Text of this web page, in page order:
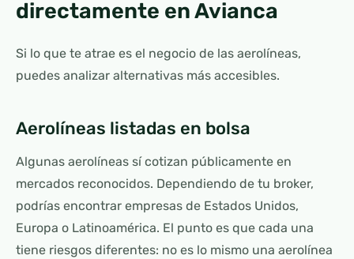
directamente en Avianca
Si lo que te atrae es el negocio de las aerolíneas,
puedes analizar alternativas más accesibles.
Aerolíneas listadas en bolsa
Algunas aerolíneas sí cotizan públicamente en
mercados reconocidos. Dependiendo de tu broker,
podrías encontrar empresas de Estados Unidos,
Europa o Latinoamérica. El punto es que cada una
tiene riesgos diferentes: no es lo mismo una aerolínea